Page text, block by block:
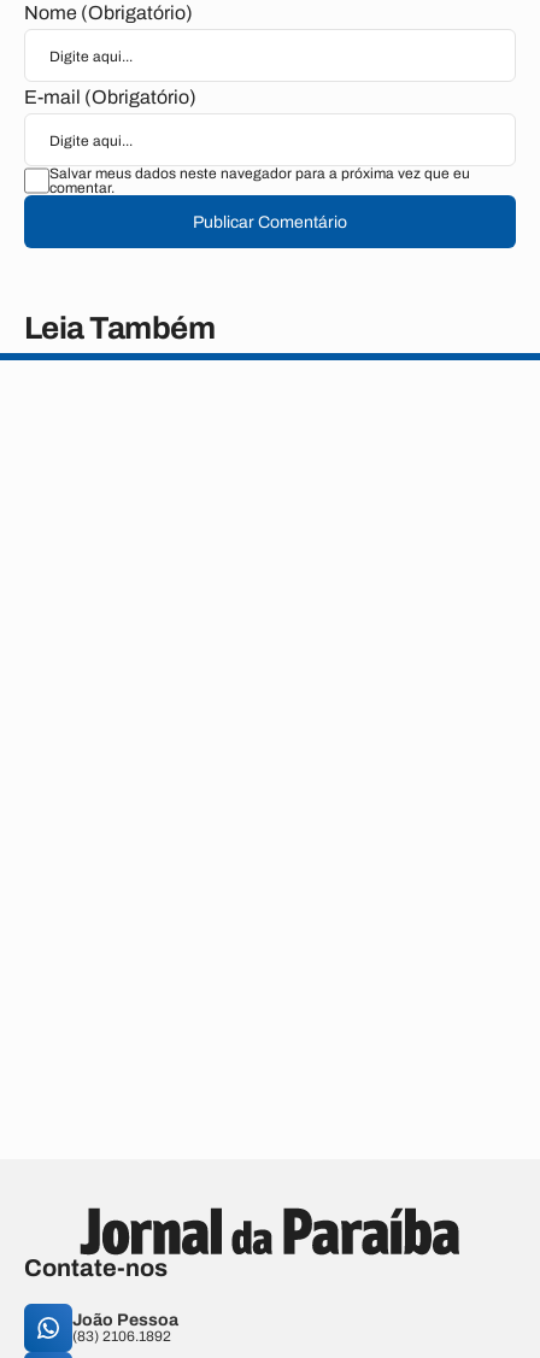
Nome (Obrigatório)
E-mail (Obrigatório)
Salvar meus dados neste navegador para a próxima vez que eu
comentar.
Publicar Comentário
Leia Também
Contate-nos
João Pessoa
(83) 2106.1892